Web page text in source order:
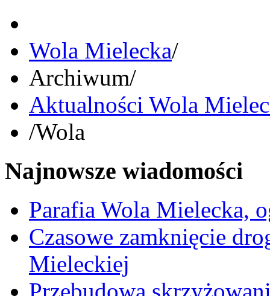
Wola Mielecka/
Archiwum/
Aktualności Wola
/Wola
Najnowsze wiadomości
Parafia Wola Mielecka,
Czasowe zamknięcie
Mieleckiej